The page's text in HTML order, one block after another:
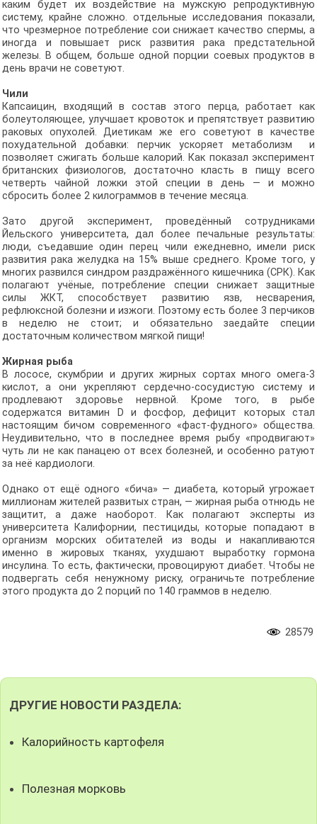
каким будет их воздействие на мужскую репродуктивную
систему, крайне сложно. отдельные исследования показали,
что чрезмерное потребление сои снижает качество спермы, а
иногда и повышает риск развития рака предстательной
железы. В общем, больше одной порции соевых продуктов в
день врачи не советуют.
Чили
Капсаицин, входящий в состав этого перца, работает как
болеутоляющее, улучшает кровоток и препятствует развитию
раковых опухолей. Диетикам же его советуют в качестве
похудательной добавки: перчик ускоряет метаболизм и
позволяет сжигать больше калорий. Как показал эксперимент
британских физиологов, достаточно класть в пищу всего
четверть чайной ложки этой специи в день — и можно
сбросить более 2 килограммов в течение месяца.
Зато другой эксперимент, проведённый сотрудниками
Йельского университета, дал более печальные результаты:
люди, съедавшие один перец чили ежедневно, имели риск
развития рака желудка на 15% выше среднего. Кроме того, у
многих развился синдром раздражённого кишечника (СРК). Как
полагают учёные, потребление специи снижает защитные
силы ЖКТ, способствует развитию язв, несварения,
рефлюксной болезни и изжоги. Поэтому есть более 3 перчиков
в неделю не стоит; и обязательно заедайте специи
достаточным количеством мягкой пищи!
Жирная рыба
В лососе, скумбрии и других жирных сортах много омега-3
кислот, а они укрепляют сердечно-сосудистую систему и
продлевают здоровье нервной. Кроме того, в рыбе
содержатся витамин D и фосфор, дефицит которых стал
настоящим бичом современного «фаст-фудного» общества.
Неудивительно, что в последнее время рыбу «продвигают»
чуть ли не как панацею от всех болезней, и особенно ратуют
за неё кардиологи.
Однако от ещё одного «бича» — диабета, который угрожает
миллионам жителей развитых стран, — жирная рыба отнюдь не
защитит, а даже наоборот. Как полагают эксперты из
университета Калифорнии, пестициды, которые попадают в
организм морских обитателей из воды и накапливаются
именно в жировых тканях, ухудшают выработку гормона
инсулина. То есть, фактически, провоцируют диабет. Чтобы не
подвергать себя ненужному риску, ограничьте потребление
этого продукта до 2 порций по 140 граммов в неделю.
28579
ДРУГИЕ НОВОСТИ РАЗДЕЛА:
Калорийность картофеля
Полезная морковь